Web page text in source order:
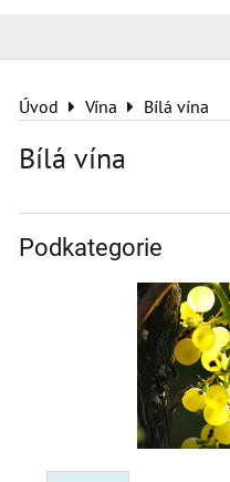
Úvod Vína Bílá vína
Bílá vína
Podkategorie